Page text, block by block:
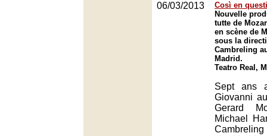
06/03/2013
Così en
Nouvelle
tutte de
en scène de
sous la
Cambreling
Madrid.
Teatro Real,
Sept ans
Giovanni
Gerard
Michael